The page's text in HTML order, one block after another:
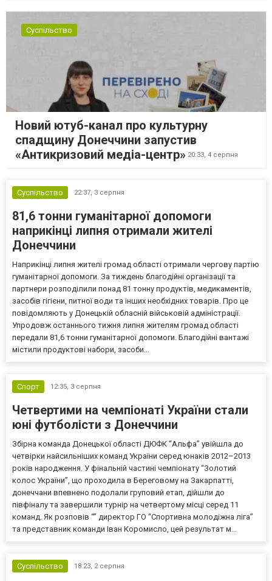
Суспільство
Новий ютуб-канал про культурну
спадщину Донеччини запустив
«Антикризовий медіа-центр» 20:33, 4 серпня
Суспільство 22:37, 3 серпня
81,6 тонни гуманітарної допомоги
наприкінці липня отримали жителі
Донеччини
Наприкінці липня жителі громад області отримали чергову партію
гуманітарної допомоги. За тиждень благодійні організації та
партнери розподілили понад 81 тонну продуктів, медикаментів,
засобів гігієни, питної води та інших необхідних товарів. Про це
повідомляють у Донецькій обласній військовій адміністрації.
Упродовж останнього тижня липня жителям громад області
передали 81,6 тонни гуманітарної допомоги. Благодійні вантажі
містили продуктові набори, засоби...
Спорт 12:35, 3 серпня
Четвертими на чемпіонаті України стали
юні футболісти з Донеччини
Збірна команда Донецької області ДЮФК “Альфа” увійшла до
четвірки найсильніших команд України серед юнаків 2012–2013
років народження. У фінальній частині чемпіонату “Золотий
колос України”, що проходила в Береговому на Закарпатті,
донеччани впевнено подолали груповий етап, дійшли до
півфіналу та завершили турнір на четвертому місці серед 11
команд. Як розповів “” директор ГО “Спортивна молодіжна ліга”
та представник команди Іван Коромисло, цей результат м...
Суспільство 18:23, 2 серпня